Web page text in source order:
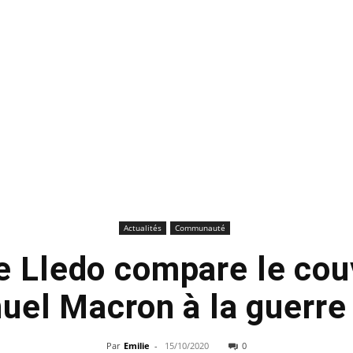
Actualités Communauté
Lledo compare le
Macron à la
Par Emilie - 15/10/2020 0